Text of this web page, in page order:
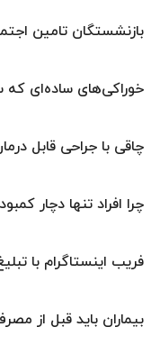
بازنشستگان تامین
خوراکی‌های ساده‌ای که
چاقی با جراحی قابل
چرا افراد تنها دچار
فریب اینستاگرام با
بیماران باید قبل از